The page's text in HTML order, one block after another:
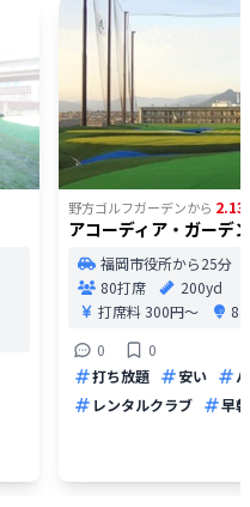
野方ゴルフガーデンから 2.13
アコーディア・ガーデ
福岡市役所から25分
80打席
200yd
打席料300円〜
0
0
打ち放題
安い
レンタルクラブ
早朝